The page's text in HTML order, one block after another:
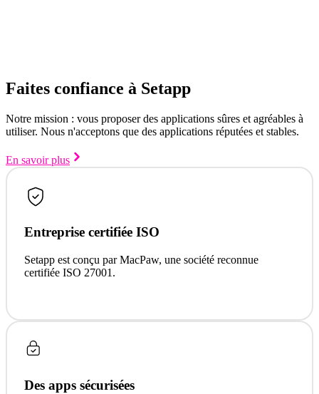
Faites confiance à Setapp
Notre mission : vous proposer des applications sûres et agréables à
utiliser. Nous n'acceptons que des applications réputées et stables.
En savoir plus
Entreprise certifiée ISO
Setapp est conçu par MacPaw, une société reconnue
certifiée ISO 27001.
Des apps sécurisées